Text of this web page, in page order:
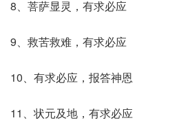
8、菩萨显灵，有求必应
9、救苦救难，有求必应
10、有求必应，报答神恩
11、状元及地，有求必应